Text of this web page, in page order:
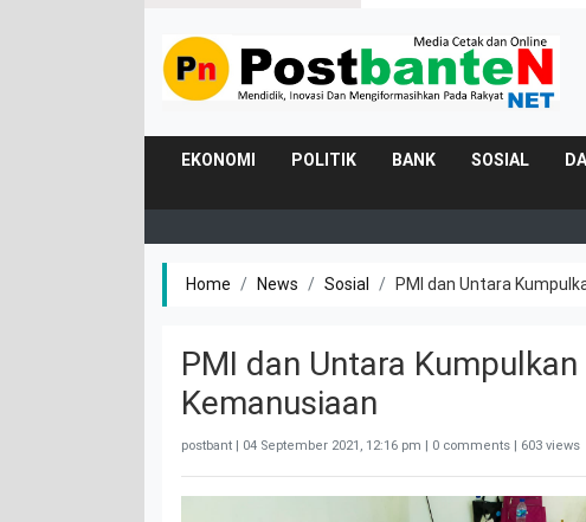
EKONOMI POLITIK BANK SOSIAL
Home News Sosial PMI dan Untara
PMI dan Untara
Kemanusiaan
postbant | 04 September 2021, 12:16 pm | 0 comments | 603 views